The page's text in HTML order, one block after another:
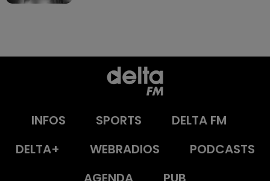
INFOS SPORTS
DELTA FM
DELTA+
WEBRADIOS
PODCASTS